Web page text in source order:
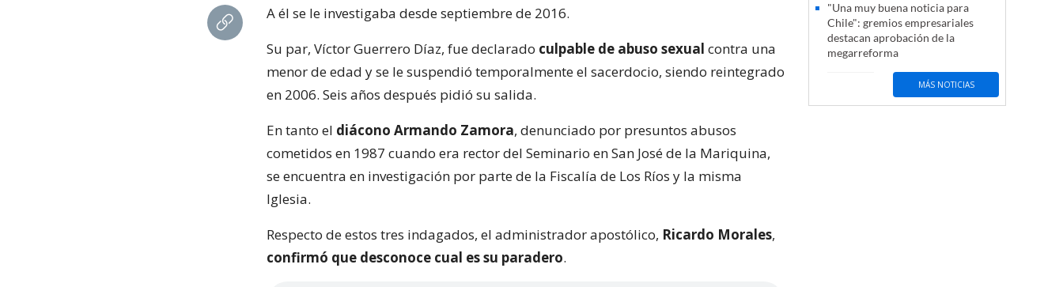
A él se le investigaba desde septiembre de 2016.
Su par, Víctor Guerrero Díaz, fue declarado culpable de abuso sexual contra una
menor de edad y se le suspendió temporalmente el sacerdocio, siendo reintegrado
en 2006. Seis años después pidió su salida.
En tanto el diácono Armando Zamora, denunciado por presuntos abusos
cometidos en 1987 cuando era rector del Seminario en San José de la Mariquina,
se encuentra en investigación por parte de la Fiscalía de Los Ríos y la misma
Iglesia.
Respecto de estos tres indagados, el administrador apostólico, Ricardo Morales,
confirmó que desconoce cual es su paradero.
"Una muy buena noticia para
Chile": gremios empresariales
destacan aprobación de la
megarreforma
MÁS NOTICIAS